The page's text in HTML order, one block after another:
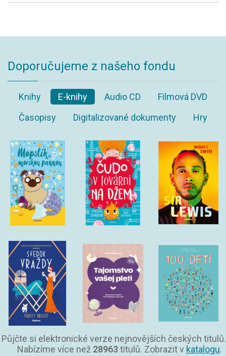
Doporučujeme z našeho fondu
Knihy E-knihy Audio CD
Filmová DVD
Časopisy
Digitalizované dokumenty Hry
Půjčte si elektronické verze nejnovějších českých titulů.
Nabízíme více než 28963titulů. Zobrazit v katalogu.